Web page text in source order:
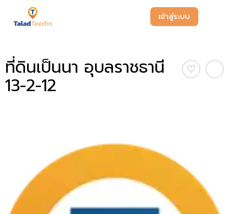
เข้าสู่ระบบ
ที่ดินเป็นนา อุบลราชธานี
13-2-12
♡